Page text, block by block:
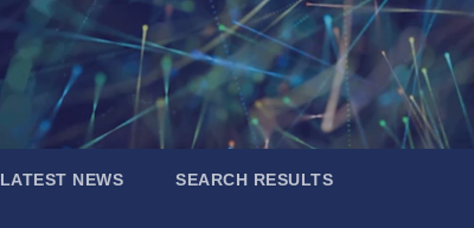
LATEST NEWS SEARCH RESULTS